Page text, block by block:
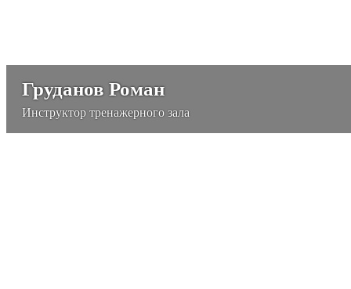
Груданов Роман
Инструктор тренажерного зала